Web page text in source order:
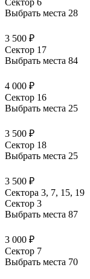
Выбрать места 28
3 500 ₽
Сектор 17
Выбрать места 84
4 000 ₽
Сектор 16
Выбрать места 25
3 500 ₽
Сектор 18
Выбрать места 25
3 500 ₽
Сектора 3, 7, 15, 19
Сектор 3
Выбрать места 87
3 000 ₽
Сектор 7
Выбрать места 70